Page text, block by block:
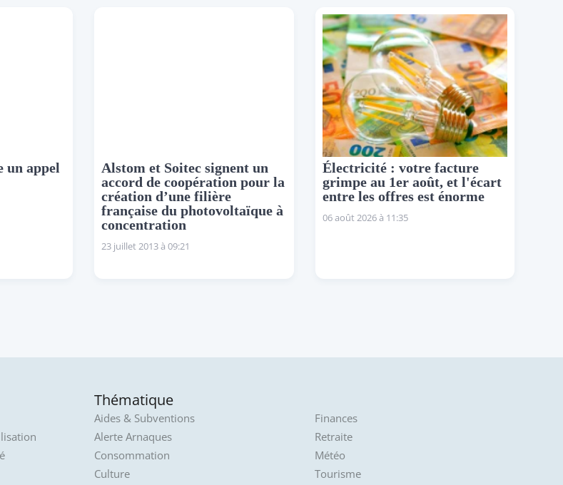
un appel
Alstom et Soitec signent un
accord de coopération pour la
création d’une filière
française du photovoltaïque à
concentration
23 juillet 2013 à 09:21
Électricité : votre facture
grimpe au 1er août, et l'écart
entre les offres est énorme
06 août 2026 à 11:35
Thématique
Aides & Subventions
Alerte Arnaques
Consommation
Culture
Finances
Retraite
Météo
Tourisme